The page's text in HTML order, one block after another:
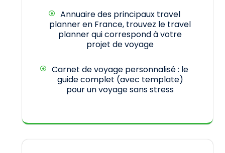
Annuaire des principaux travel
planner en France, trouvez le travel
planner qui correspond à votre
projet de voyage
Carnet de voyage personnalisé : le
guide complet (avec template)
pour un voyage sans stress